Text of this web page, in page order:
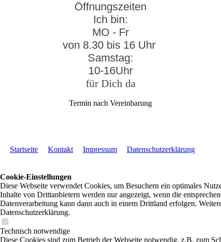
Öffnungszeiten
Ich bin:
MO - Fr
von 8.30 bis 16 Uhr
Samstag:
10-16Uhr
für Dich da
Termin nach Vereinbarung
Startseite Kontakt Impressum Datenschutzerklärung
Cookie-Einstellungen
Diese Webseite verwendet Cookies, um Besuchern ein optimales
Inhalte von Drittanbietern werden nur angezeigt, wenn die
Datenverarbeitung kann dann auch in einem Drittland erfolgen.
Datenschutzerklärung.
Technisch notwendige
Diese Cookies sind zum Betrieb der Webseite notwendig, z.B. zum